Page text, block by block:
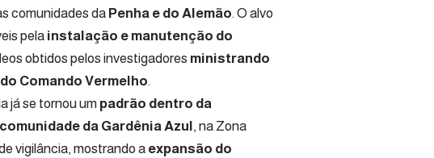
comunidades da Penha e do Alemão. O alvo
pela instalação e manutenção do
obtidos pelos investigadores ministrando
Comando Vermelho.
já se tornou um padrão dentro da
da Gardênia Azul , na Zona
vigilância, mostrando a expansão do